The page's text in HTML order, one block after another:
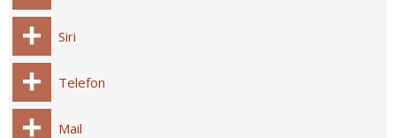
Siri
Telefon
Mail